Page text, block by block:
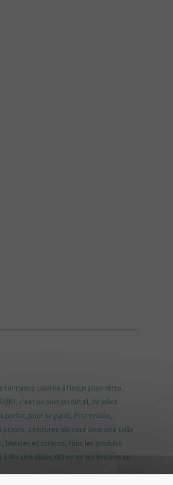
tendance colorée à l'inspiration rétro
c'est un soin du détail, de jolies
porter, pour se parer, être enviée,
ceintures obi pour avoir une taille
blouses et caracos, tous les produits
Moulins (Allier, 03) en séries limitées ou